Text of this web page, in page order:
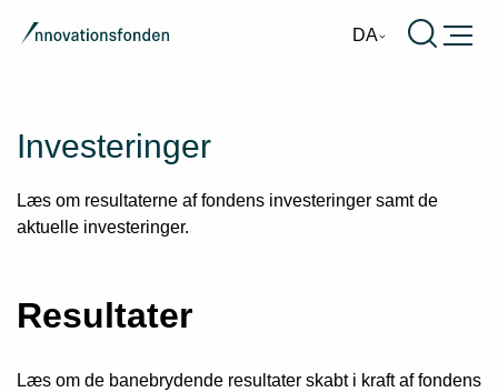
DA Burger
Investeringer
Læs om resultaterne af fondens investeringer samt de
aktuelle investeringer.
Resultater
Læs om de banebrydende resultater skabt i kraft af fondens